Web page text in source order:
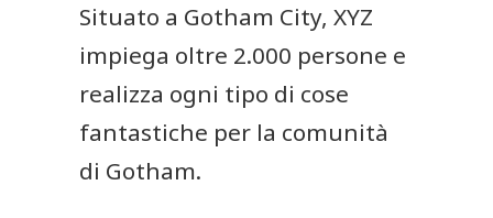
Situato a Gotham City, XYZ
impiega oltre 2.000 persone e
realizza ogni tipo di cose
fantastiche per la comunità
di Gotham.